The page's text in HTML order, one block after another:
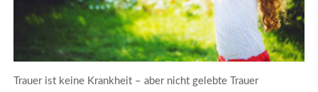
Trauer ist keine Krankheit – aber nicht gelebte Trauer